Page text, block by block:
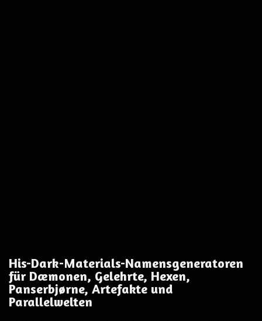
His-Dark-Materials-Namensgeneratoren
für Dæmonen, Gelehrte, Hexen,
Panserbjørne, Artefakte und
Parallelwelten